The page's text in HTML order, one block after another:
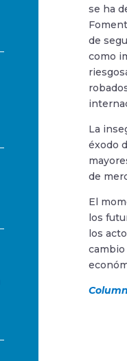
se ha
de
como
La
éxodo
de
El
los
los